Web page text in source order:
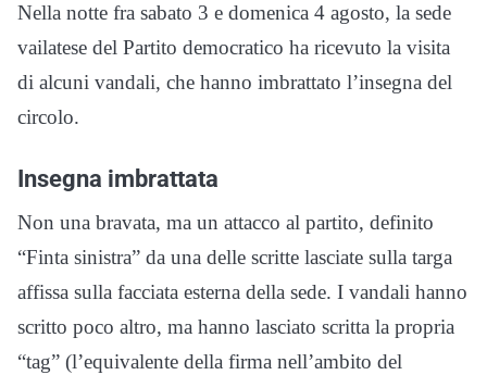
Nella notte fra sabato 3 e domenica 4 agosto, la sede
vailatese del Partito democratico ha ricevuto la visita
di alcuni vandali, che hanno imbrattato l’insegna del
circolo.
Insegna imbrattata
Non una bravata, ma un attacco al partito, definito
“Finta sinistra” da una delle scritte lasciate sulla targa
affissa sulla facciata esterna della sede. I vandali hanno
scritto poco altro, ma hanno lasciato scritta la propria
“tag” (l’equivalente della firma nell’ambito del